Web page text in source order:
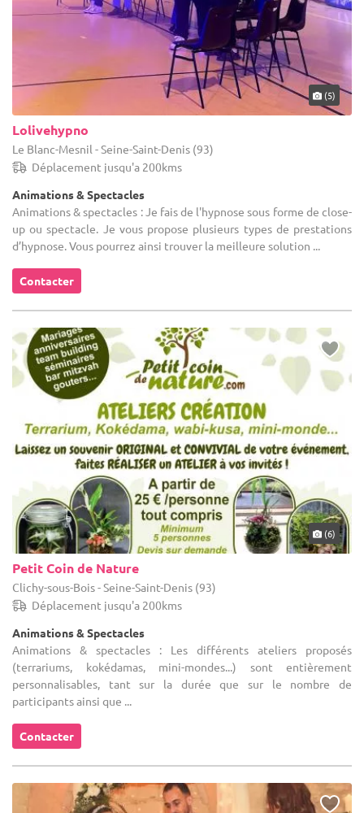
(5)
Lolivehypno
Le Blanc-Mesnil - Seine-Saint-Denis (93)
Déplacement jusqu'a 200kms
Animations & Spectacles
Animations & spectacles : Je fais de l'hypnose sous forme de close-
up ou spectacle. Je vous propose plusieurs types de prestations
d’hypnose. Vous pourrez ainsi trouver la meilleure solution ...
Contacter
(6)
Petit Coin de Nature
Clichy-sous-Bois - Seine-Saint-Denis (93)
Déplacement jusqu'a 200kms
Animations & Spectacles
Animations & spectacles : Les différents ateliers proposés
(terrariums, kokédamas, mini-mondes...) sont entièrement
personnalisables, tant sur la durée que sur le nombre de
participants ainsi que ...
Contacter